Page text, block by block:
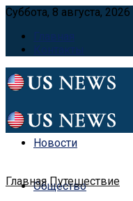
Суббота, 8 августа, 2026
Главная
Контакты
Новости
Общество
Главная Путешествие